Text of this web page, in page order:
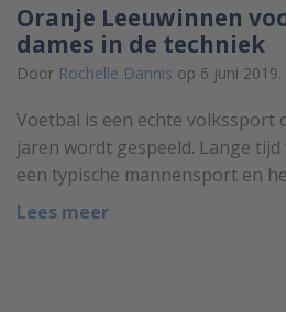
Oranje Leeuwinnen
dames in de techniek
Door Rochelle Dannis op 6 juni 2019.
Voetbal is een echte volkssport
jaren wordt gespeeld. Lange
een typische mannensport en
Lees meer